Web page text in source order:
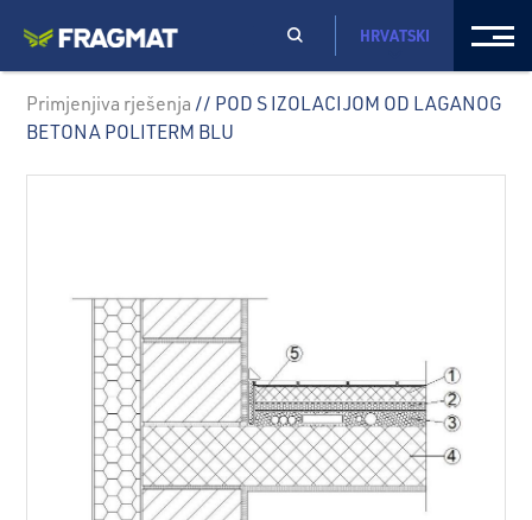
HRVATSKI
Primjenjiva rješenja // POD S IZOLACIJOM OD LAGANOG
BETONA POLITERM BLU